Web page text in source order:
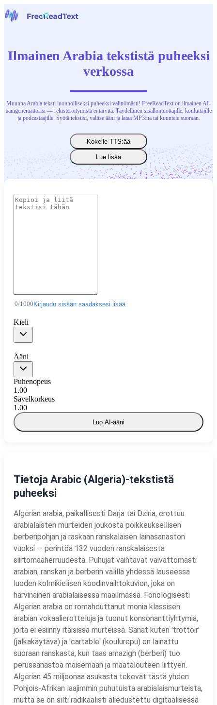
Työkalut
Suomi
Ilmainen Arabia tekstistä puheeksi
verkossa
Muunna Arabia teksti luonnolliseksi puheeksi välittömästi! FreeReadText on ilmainen AI-
äänigeneraattorisi — rekisteröitymistä ei tarvita. Täydellinen sisällöntuottajille, kouluttajille
ja podcastaajille. Syötä tekstisi, valitse ääni ja lataa MP3:na tai kuuntele suoraan.
Kokeile TTS:ää
Lue lisää
0/1000 Kirjaudu sisään saadaksesi lisää
Kieli
Ääni
Puhenopeus
1.00
Sävelkorkeus
1.00
Luo AI-ääni
Tietoja Arabic (Algeria)-tekstistä
puheeksi
Algerian arabia, paikallisesti Darja tai Dziria, erottuu
arabialaisten murteiden joukosta poikkeuksellisen
berberipohjan ja raskaan ranskalaisen lainasanaston
vuoksi — perintöä 132 vuoden ranskalaisesta
siirtomaaherruudesta. Puhujat vaihtavat vaivattomasti
arabian, ranskan ja berberin välillä yhdessä lauseessa
luoden kolmikielisen koodinvaihtokuvion, joka on
harvinainen arabialaisessa maailmassa. Fonologisesti
Algerian arabia on romahduttanut monia klassisen
arabian vokaalierotteluja ja tuonut konsonanttiyhtymiä,
joita ei esiinny itäisissä murteissa. Sanat kuten 'trottoir'
(jalkakäytävä) ja 'cartable' (koulurepu) on lainattu
suoraan ranskasta, kun taas amazigh (berberi) tuo
perussanastoa maisemaan ja maatalouteen liittyen.
Algerian 45 miljoonaa asukasta tekevät tästä yhden
Pohjois-Afrikan laajimmin puhutuista arabialaismurteista,
mutta se on silti radikaalisti aliedustettu digitaalisessa